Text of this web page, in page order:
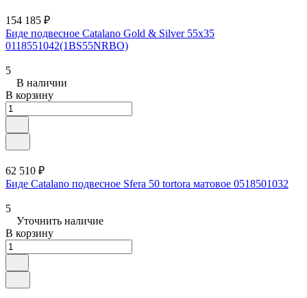
154 185 ₽
Биде подвесное Catalano Gold & Silver 55x35
0118551042(1BS55NRBO)
5
В наличии
В корзину
62 510 ₽
Биде Catalano подвесное Sfera 50 tortora матовое 0518501032
5
Уточнить наличие
В корзину